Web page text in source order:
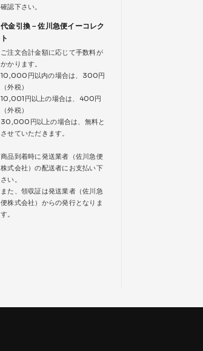
確認下さい。
代金引換－佐川急便イーコレク
ト
ご注文合計金額に応じて手数料が
かかります。
10,000円以内の場合は、300円
（外税）
10,001円以上の場合は、400円
（外税）
30,000円以上の場合は、無料と
させていただきます。
商品到着時に発送業者（佐川急便
株式会社）の配送者にお支払い下
さい。
また、領収証は発送業者（佐川急
便株式会社）からの発行となりま
す。